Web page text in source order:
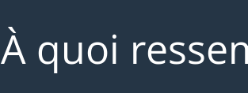
À quoi